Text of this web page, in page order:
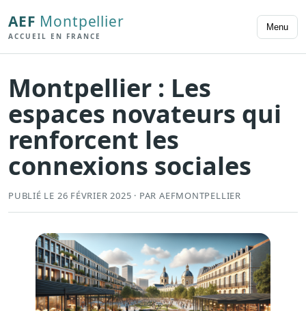
AEF Montpellier
ACCUEIL EN FRANCE
Menu
Montpellier : Les
espaces novateurs qui
renforcent les
connexions sociales
PUBLIÉ LE 26 FÉVRIER 2025 · PAR AEFMONTPELLIER